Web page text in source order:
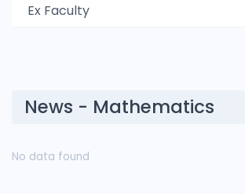
Ex Faculty
News - Mathematics
No data found